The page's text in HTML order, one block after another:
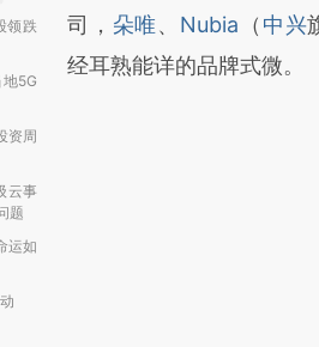
领跌
5G
资周
云事
题
运如
司， 朵唯、 Nubia （ 中兴
经耳熟能详的品牌式微。